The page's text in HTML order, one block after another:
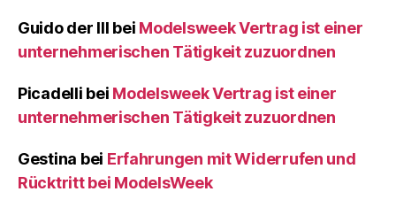
Guido der III bei Modelsweek Vertrag ist einer
unternehmerischen Tätigkeit zuzuordnen
Picadelli bei Modelsweek Vertrag ist einer
unternehmerischen Tätigkeit zuzuordnen
Gestina bei Erfahrungen mit Widerrufen und
Rücktritt bei ModelsWeek